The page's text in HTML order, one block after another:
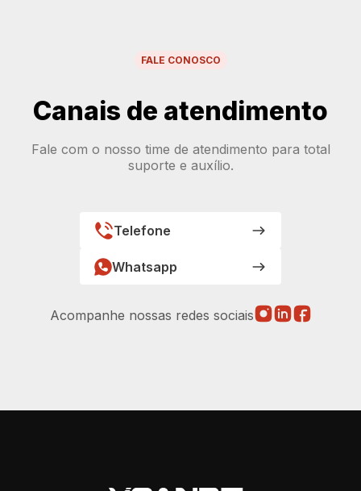
FALE CONOSCO
Canais de atendimento
Fale com o nosso time de atendimento para total
suporte e auxílio.
Telefone
Whatsapp
Acompanhe nossas redes sociais